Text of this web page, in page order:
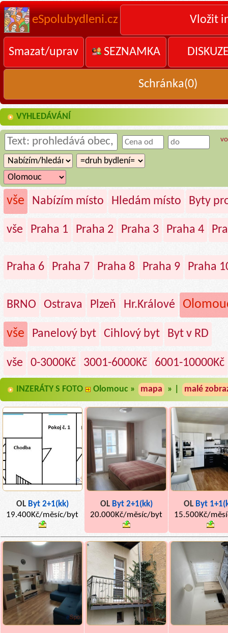
eSpolubydleni.cz Vložit
Smazat/uprav SEZNAMKA
Schránka(0)
VYHLEDÁVÁNÍ
vše Nabízím místo Hledám místo Byty
vše Praha 1 Praha 2 Praha 3 Praha 4
Praha 6 Praha 7 Praha 8 Praha 9 Praha
BRNO Ostrava Plzeň Hr.Králové
vše Panelový byt Cihlový byt Byt v RD
vše 0-3000Kč 3001-6000Kč 6001-10000Kč
INZERÁTY S FOTO Olomouc » mapa » | malé
OL Byt 2+1(kk)
19.400Kč/měsíc/byt
OL Byt 2+1(kk)
20.000Kč/měsíc/byt
OL Byt
15.500Kč/